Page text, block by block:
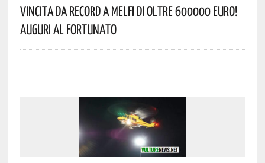
Vincita Da Record A Melfi Di Oltre 600000 Euro!
Auguri Al Fortunato